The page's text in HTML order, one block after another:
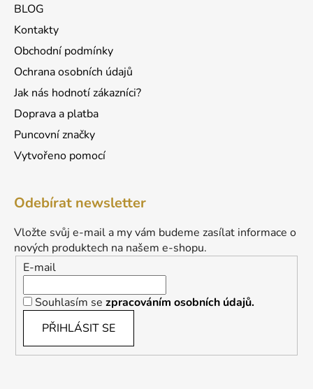
BLOG
Kontakty
Obchodní podmínky
Ochrana osobních údajů
Jak nás hodnotí zákazníci?
Doprava a platba
Puncovní značky
Vytvořeno pomocí
Odebírat newsletter
Vložte svůj e-mail a my vám budeme zasílat informace o
nových produktech na našem e-shopu.
E-mail
Souhlasím se zpracováním osobních údajů.
PŘIHLÁSIT SE